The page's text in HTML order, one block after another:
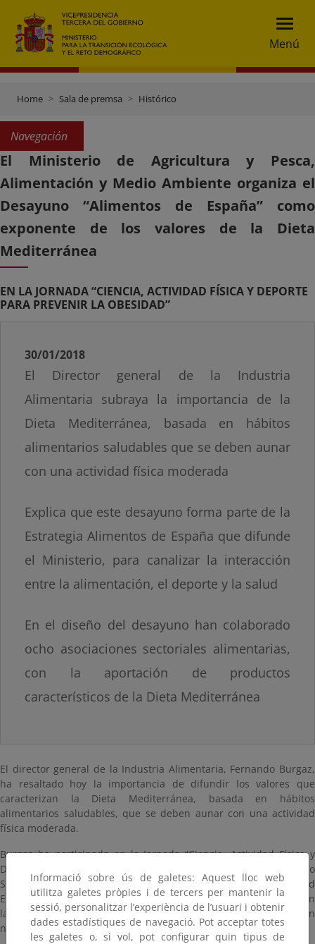
Menú
Home Sala de premsa Histórico
Navegación
El Ministerio de Agricultura y Pesca,
Alimentación y Medio Ambiente organiza el
Desayuno “Alimentos de España” como
exponente de los valores de la Dieta
Mediterránea
EN LA JORNADA “CIENCIA, ACTIVIDAD FÍSICA Y DEPORTE
PARA PREVENIR LA OBESIDAD”
30/01/2018
El Director general de la Industria
Alimentaria subraya la importancia de la
Dieta Mediterránea, basada en hábitos
alimentarios saludables que se deben aunar
con una actividad física moderada
Explica que este desayuno forma parte de la
Estrategia Alimentos de España que difunde
el Ministerio, para canalizar la interacción
entre la alimentación, el deporte y la salud
En el diseño del desayuno han colaborado
ocho asociaciones sectoriales alimentarias,
con la aportación de productos
característicos de la Dieta Mediterránea
El director general de la Industria Alimentaria, Fernando Burgaz,
ha resaltado hoy la importancia de difundir los valores que
caracterizan la Dieta Mediterránea, basada en hábitos
alimentarios saludables, que se deben aunar con una actividad
física moderada.
Burgaz ha participado en la Jornada “Ciencia, Actividad Física y
Deporte para prevenir la obesidad”, organizada por el Consejo
Superior de Deportes, la Fundación Deporte Joven, la Sociedad
Española para el Estudio de la Obesidad y la Fundación SEEDO, en
la que se ha abordado la situación actual de la obesidad en
nuestro país entre los diferentes espectros de la población.
Informació sobre ús de galetes: Aquest lloc web
utilitza galetes pròpies i de tercers per mantenir la
sessió, personalitzar l’experiència de l’usuari i obtenir
dades estadístiques de navegació. Pot acceptar totes
les galetes o, si vol, pot configurar quin tipus de